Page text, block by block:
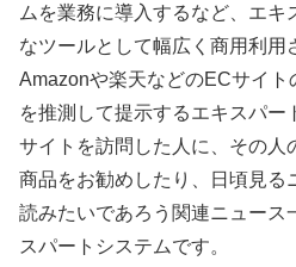
ムを業務に導入するなど、エキ
なツールとして幅広く商用利用
Amazonや楽天などのECサイト
を推測して提示するエキスパー
サイトを訪問した人に、その人
商品をお勧めしたり、日頃見る
読みたいであろう関連ニュース
スパートシステムです。